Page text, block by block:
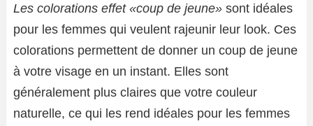
Les colorations effet «coup de jeune» sont idéales
pour les femmes qui veulent rajeunir leur look. Ces
colorations permettent de donner un coup de jeune
à votre visage en un instant. Elles sont
généralement plus claires que votre couleur
naturelle, ce qui les rend idéales pour les femmes